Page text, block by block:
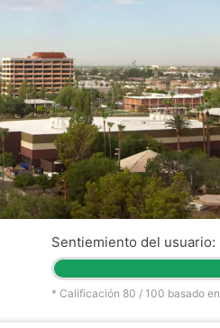
Sentiemiento del usuario:
* Calificación 80 / 100 basado en